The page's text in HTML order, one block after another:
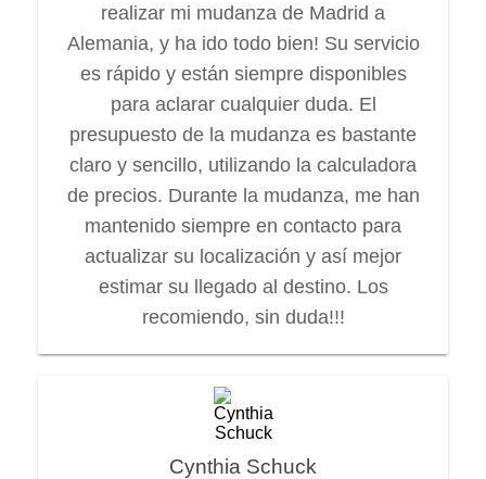
realizar mi mudanza de Madrid a
Alemania, y ha ido todo bien! Su servicio
es rápido y están siempre disponibles
para aclarar cualquier duda. El
presupuesto de la mudanza es bastante
claro y sencillo, utilizando la calculadora
de precios. Durante la mudanza, me han
mantenido siempre en contacto para
actualizar su localización y así mejor
estimar su llegado al destino. Los
recomiendo, sin duda!!!
Cynthia Schuck